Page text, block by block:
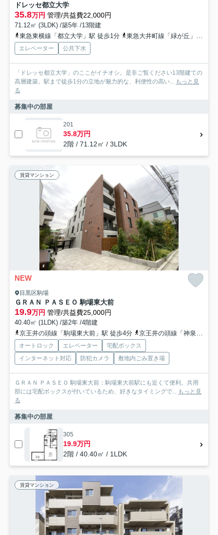
ドレッセ都立大学
35.8万円 管理/共益費22,000円
71.12㎡ (3LDK) /築5年 /13階建
東急東横線「都立大学」駅 徒歩1分
東急大井町線「緑が丘」駅 徒歩17分
エレベーター 公共下水
「ドレッセ都立大学」のここがイチオシ。是非ご覧ください13階建ての
高層建築。駅まで徒歩1分の立地が魅力的な、利便性の高い...
もっと見
る
募集中の部屋
201
35.8万円
2階 / 71.12㎡ / 3LDK
賃貸マンション
NEW
目黒区駒場
ＧＲＡＮ ＰＡＳＥＯ 駒場東大前
19.9万円 管理/共益費25,000円
40.40㎡ (1LDK) /築2年 /4階建
京王井の頭線「駒場東大前」駅 徒歩4分
京王井の頭線「神泉」駅 徒歩11分
オートロック エレベーター
宅配ボックス
インターネット対応
防犯カメラ 敷地内ごみ置き場
ＧＲＡＮ ＰＡＳＥＯ 駒場東大前：駒場東大前駅にも近くて便利。共用
部には宅配ボックスが付いているため、好きなタイミングで...
もっと見
る
募集中の部屋
305
19.9万円
2階 / 40.40㎡ / 1LDK
賃貸マンション